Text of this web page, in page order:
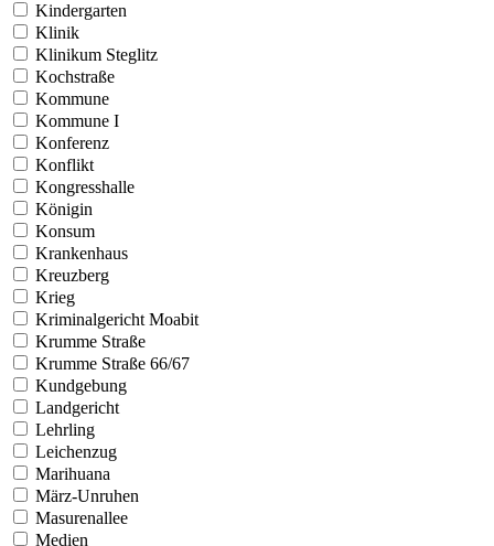
Kindergarten
Klinik
Klinikum Steglitz
Kochstraße
Kommune
Kommune I
Konferenz
Konflikt
Kongresshalle
Königin
Konsum
Krankenhaus
Kreuzberg
Krieg
Kriminalgericht Moabit
Krumme Straße
Krumme Straße 66/67
Kundgebung
Landgericht
Lehrling
Leichenzug
Marihuana
März-Unruhen
Masurenallee
Medien